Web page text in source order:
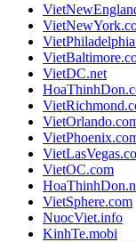
VietDC.net
VietOC.com
VietSphere.com
NuocViet.info
KinhTe.mobi